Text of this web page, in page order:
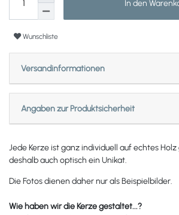
In den
Wunschliste
Versandinformationen
Angaben zur Produktsicherheit
Jede Kerze ist ganz individuell auf echtes
deshalb auch optisch ein Unikat.
Die Fotos dienen daher nur als Beispielbilder.
Wie haben wir die Kerze gestaltet...?